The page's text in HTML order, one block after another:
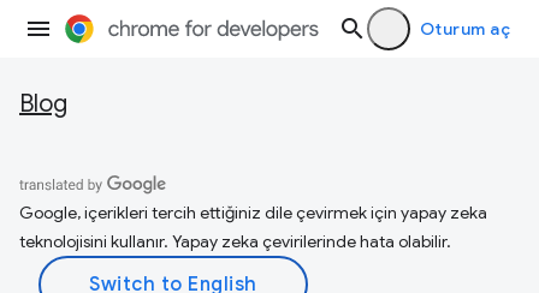
Oturum aç
Blog
Google, içerikleri tercih ettiğiniz dile çevirmek için yapay zeka
teknolojisini kullanır. Yapay zeka çevirilerinde hata olabilir.